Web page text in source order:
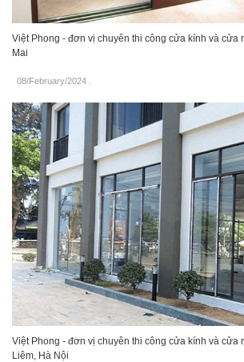
Việt Phong - đơn vị chuyên thi công cửa kính và cửa
Mai
08/February/2024
Việt Phong - đơn vị chuyên thi công cửa kính và cửa
Liêm, Hà Nội